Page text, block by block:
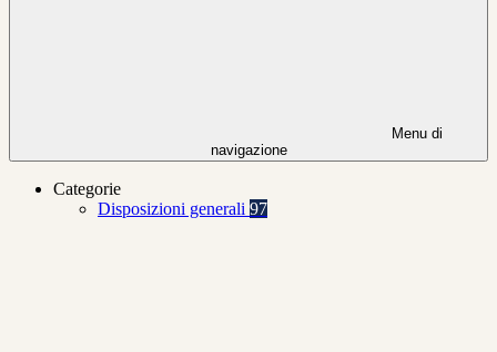
Menu di
navigazione
Categorie
Disposizioni generali 97